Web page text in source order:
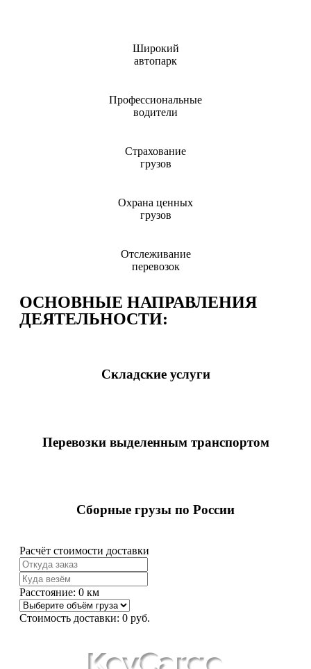
Широкий
автопарк
Профессиональные
водители
Страхование
грузов
Охрана ценных
грузов
Отслеживание
перевозок
ОСНОВНЫЕ НАПРАВЛЕНИЯ
ДЕЯТЕЛЬНОСТИ:
Складские услуги
Перевозки выделенным транспортом
Сборные грузы по России
Расчёт стоимости доставки
Расстояние: 0 км
Стоимость доставки: 0 руб.